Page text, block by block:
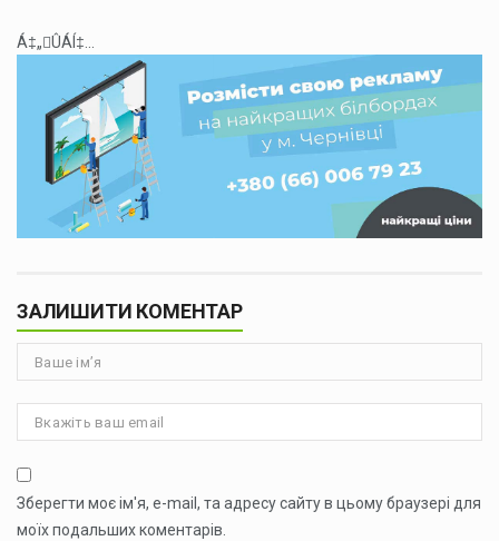
Á‡„ÛÁÍ‡...
ЗАЛИШИТИ КОМЕНТАР
Зберегти моє ім'я, e-mail, та адресу сайту в цьому браузері для
моїх подальших коментарів.